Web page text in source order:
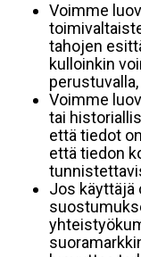
Voimme
tahojen
kulloinkin
perustuvalla,
Voimme
tai
että tiedot
että tiedon
Jos käyttäjä